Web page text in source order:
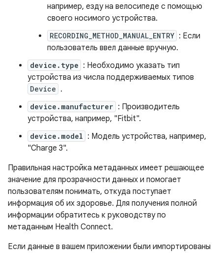
например, езду на велосипеде с помощью
своего носимого устройства.
RECORDING_METHOD_MANUAL_ENTRY : Если
пользователь ввел данные вручную.
device.type : Необходимо указать тип
устройства из числа поддерживаемых типов
Device .
device.manufacturer : Производитель
устройства, например, "Fitbit".
device.model : Модель устройства, например,
"Charge 3".
Правильная настройка метаданных имеет решающее
значение для прозрачности данных и помогает
пользователям понимать, откуда поступает
информация об их здоровье. Для получения полной
информации обратитесь к руководству по
метаданным Health Connect.
Если данные в вашем приложении были импортированы